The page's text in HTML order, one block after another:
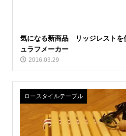
気になる新商品 リッジレストを
ュラフメーカー
2016.03.29
ロースタイルテーブル